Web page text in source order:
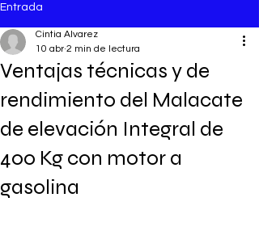
Entrada
Ventajas técnicas y de
rendimiento del Malacate
de elevación Integral de
400 Kg con motor a
gasolina
Cintia Alvarez
10 abr 2 min de lectura